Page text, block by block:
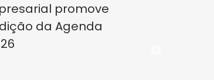
promove
da Agenda